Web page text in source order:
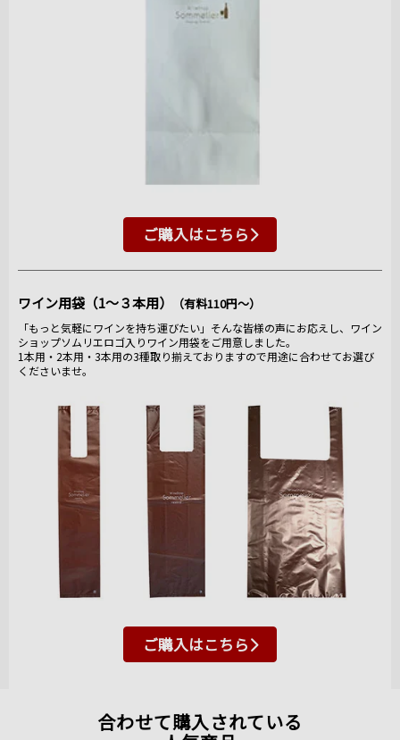
ご購入はこちら
ワイン用袋（1～３本用） （有料110円～）
「もっと気軽にワインを持ち運びたい」そんな皆様の声にお応えし、ワイン
ショップソムリエロゴ入りワイン用袋をご用意しました。
1本用・2本用・3本用の3種取り揃えておりますので用途に合わせてお選び
くださいませ。
ご購入はこちら
合わせて購入されている